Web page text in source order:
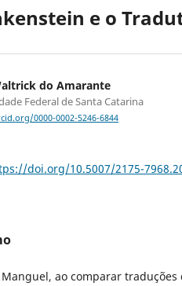
e o
do Amarante
Federal de Santa Catarina
0000-0002-5246-6844
doi.org/10.5007/2175-
ao comparar